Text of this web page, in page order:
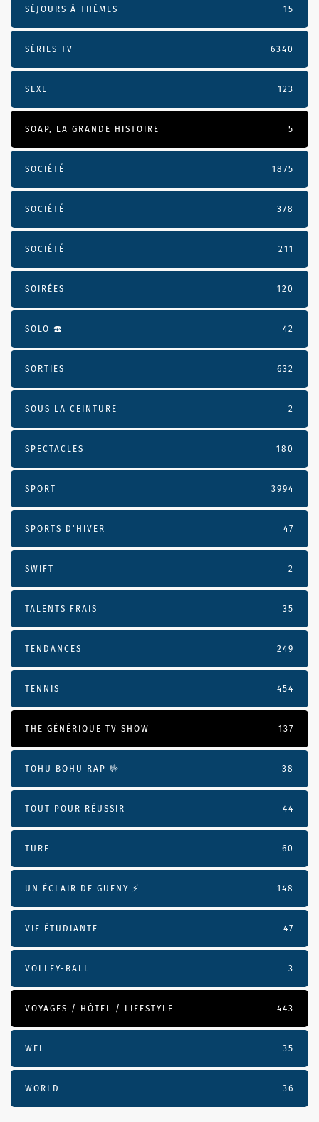
SÉJOURS À THÈMES 15
SÉRIES TV 6340
SEXE 123
SOAP, LA GRANDE HISTOIRE 5
SOCIÉTÉ 1875
SOCIÉTÉ 378
SOCIÉTÉ 211
SOIRÉES 120
SOLO ☎️ 42
SORTIES 632
SOUS LA CEINTURE 2
SPECTACLES 180
SPORT 3994
SPORTS D'HIVER 47
SWIFT 2
TALENTS FRAIS 35
TENDANCES 249
TENNIS 454
THE GÉNÉRIQUE TV SHOW 137
TOHU BOHU RAP 🤟 38
TOUT POUR RÉUSSIR 44
TURF 60
UN ÉCLAIR DE GUENY ⚡️ 148
VIE ÉTUDIANTE 47
VOLLEY-BALL 3
VOYAGES / HÔTEL / LIFESTYLE 443
WEL 35
WORLD 36